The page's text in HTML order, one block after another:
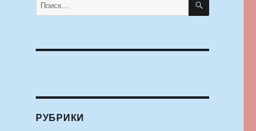
РУБРИКИ